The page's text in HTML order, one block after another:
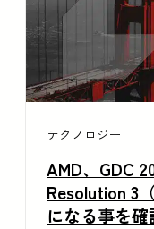
テクノロジー
AMD、GDC
Resolution 3
になる事を確